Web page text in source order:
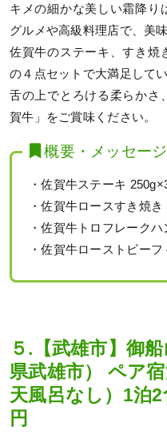
キメの細かな美しい霜降り
グルメや高級料理店で、美
佐賀牛のステーキ、すき焼
の４点セットで大満足して
舌の上でとろける柔らかさ
賀牛」をご賞味ください。
概要・メッセージ
・佐賀牛ステーキ
・佐賀牛ロースすき焼き
・佐賀牛トロフレーク
・佐賀牛ローストビー
５.【武雄市】御
県武雄市） ペア
天風呂なし）1泊
円